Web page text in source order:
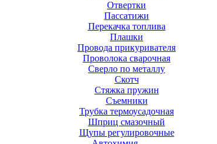
Отвертки
Пассатижи
Перекачка топлива
Плашки
Провода прикуривателя
Проволока сварочная
Сверло по металлу
Скотч
Стяжка пружин
Съемники
Трубка термоусадочная
Шприц смазочный
Щупы регулировочные